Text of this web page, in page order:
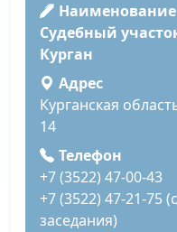
Наименование
Судебный
Курган
Адрес
Курганская
14
Телефон
+7 (3522) 47-00-43
+7 (3522) 47-21-75
заседания)